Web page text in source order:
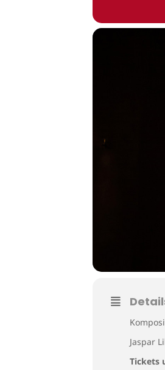
Jaspar
Tickets